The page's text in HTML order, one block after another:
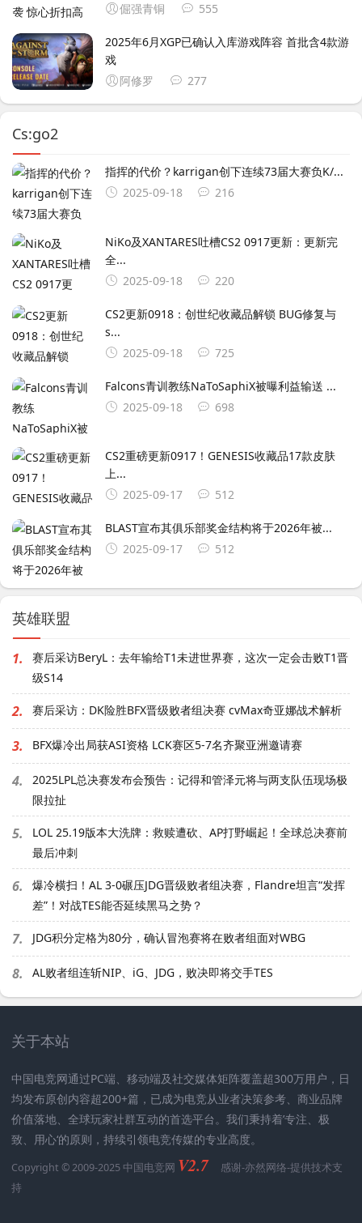
倔强青铜
555
2025年6月XGP已确认入库游戏阵容 首批含4款游
戏
阿修罗
277
Cs:go2
指挥的代价？karrigan创下连续73届大赛负K/...
2025-09-18
216
NiKo及XANTARES吐槽CS2 0917更新：更新完
全...
2025-09-18
220
CS2更新0918：创世纪收藏品解锁 BUG修复与
s...
2025-09-18
725
Falcons青训教练NaToSaphiX被曝利益输送 ...
2025-09-18
698
CS2重磅更新0917！GENESIS收藏品17款皮肤
上...
2025-09-17
512
BLAST宣布其俱乐部奖金结构将于2026年被...
2025-09-17
512
英雄联盟
1.
赛后采访BeryL：去年输给T1未进世界赛，这次一定会击败T1晋
级S14
2. 赛后采访：DK险胜BFX晋级败者组决赛 cvMax奇亚娜战术解析
3. BFX爆冷出局获ASI资格 LCK赛区5-7名齐聚亚洲邀请赛
4.
2025LPL总决赛发布会预告：记得和管泽元将与两支队伍现场极
限拉扯
5.
LOL 25.19版本大洗牌：救赎遭砍、AP打野崛起！全球总决赛前
最后冲刺
6.
爆冷横扫！AL 3-0碾压JDG晋级败者组决赛，Flandre坦言“发挥
差”！对战TES能否延续黑马之势？
7. JDG积分定格为80分，确认冒泡赛将在败者组面对WBG
8. AL败者组连斩NIP、iG、JDG，败决即将交手TES
关于本站
中国电竞网通过PC端、移动端及社交媒体矩阵覆盖超300万用户，日
均发布原创内容超200+篇，已成为电竞从业者决策参考、商业品牌
价值落地、全球玩家社群互动的首选平台。我们秉持着’专注、极
致、用心‘的原则，持续引领电竞传媒的专业高度。
Copyright © 2009-2025 中国电竞网 V2.7 感谢-亦然网络-提供技术支
持